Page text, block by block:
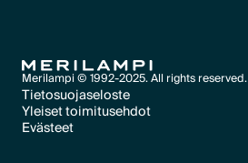
Merilampi © 1992-2025. All rights reserved.
Tietosuojaseloste
Text Link
Yleiset toimitusehdot
Text Link
Evästeet